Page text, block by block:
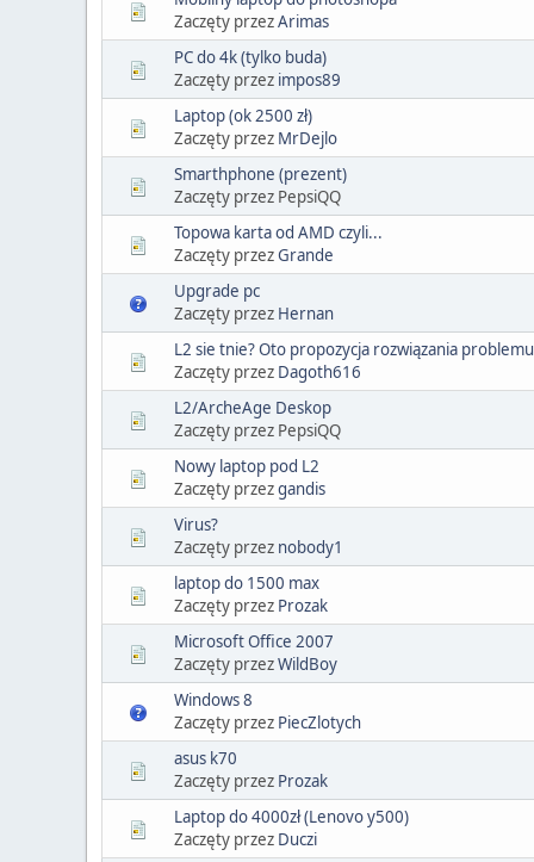
Zaczęty przezArimas
PC do 4k (tylko buda)
Zaczęty przez impos89
Laptop (ok 2500 zł)
Zaczęty przez MrDejlo
Smarthphone (prezent)
Zaczęty przez PepsiQQ
Topowa karta od AMD czyli...
Zaczęty przezGrande
Upgrade pc
Zaczęty przez Hernan
L2 sie tnie? Oto propozycja rozwiązania
Zaczęty przez Dagoth616
L2/ArcheAge Deskop
Zaczęty przez PepsiQQ
Nowy laptop pod L2
Zaczęty przezgandis
Virus?
Zaczęty przez nobody1
laptop do 1500 max
Zaczęty przez Prozak
Microsoft Office 2007
Zaczęty przezWildBoy
Windows 8
Zaczęty przez PiecZlotych
asus k70
Zaczęty przez Prozak
Laptop do 4000zł (Lenovo y500)
Zaczęty przez Duczi